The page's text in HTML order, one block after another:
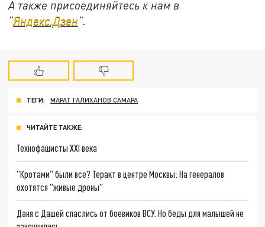
А также присоединяйтесь к нам в
"Яндекс.Дзен".
ТЕГИ: МАРАТ ГАЛИХАНОВ САМАРА
ЧИТАЙТЕ ТАКЖЕ:
Технофашисты XXI века
"Кротами" были все? Теракт в центре Москвы: На генералов
охотятся "живые дроны"
Даня с Дашей спаслись от боевиков ВСУ. Но беды для малышей не